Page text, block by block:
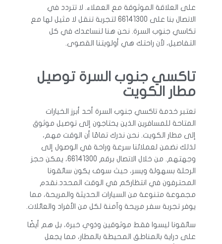
على العلاقة الموثوقة مع العملاء. لا تتردد في
الاتصال بنا على 66141300 لتجربة تنقل لا مثيل لها مع
تكاسي جنوب السرة. نحن هنا لنساعدك في كل
التفاصيل، لأن راحتك هي أولويتنا القصوى.
تاكسي جنوب السرة توصيل
مطار الكويت
تعتبر خدمة تاكسي جنوب السرة أحد أبرز الخيارات
المتاحة للمسافرين الذين يحتاجون إلى توصيل موثوق
إلى مطار الكويت. نحن ندرك تمامًا أن الوقت مهم،
لذلك نضمن لعملائنا سرعة وراحة في الوصول إلى
وجهتهم. من خلال الاتصال برقم 66141300، يمكن حجز
الرحلة بسهولة ويسر، حيث سوف يكون سائقونا
المحترفون في انتظاركم في الوقت المحدد.نقدم
مجموعة متنوعة من السيارات الحديثة والمريحة، مما
يوفر تجربة سفر مريحة وآمنة لكل من الأفراد والعائلات.
سائقونا ليسوا فقط موثوقين وذوي خبرة، بل هم أيضًا
على دراية بالمناطق المحيطة بالمطار، مما يجعل